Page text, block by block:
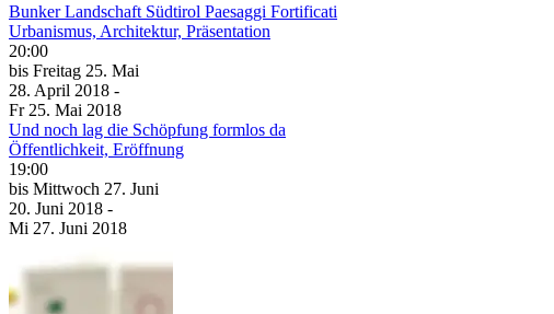
Bunker Landschaft Südtirol Paesaggi Fortificati
Urbanismus, Architektur, Präsentation
20:00
bis Freitag 25. Mai
28. April 2018 -
Fr 25. Mai 2018
Und noch lag die Schöpfung formlos da
Öffentlichkeit, Eröffnung
19:00
bis Mittwoch 27. Juni
20. Juni 2018 -
Mi 27. Juni 2018